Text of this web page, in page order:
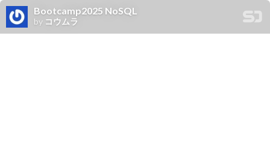
Bootcamp2025 NoSQL
by コウムラ